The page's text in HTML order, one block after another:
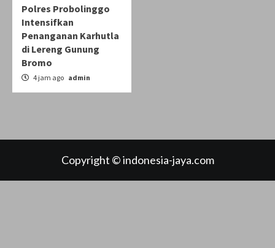
Polres Probolinggo
Intensifkan
Penanganan Karhutla
di Lereng Gunung
Bromo
4 jam ago admin
Copyright © indonesia-jaya.com